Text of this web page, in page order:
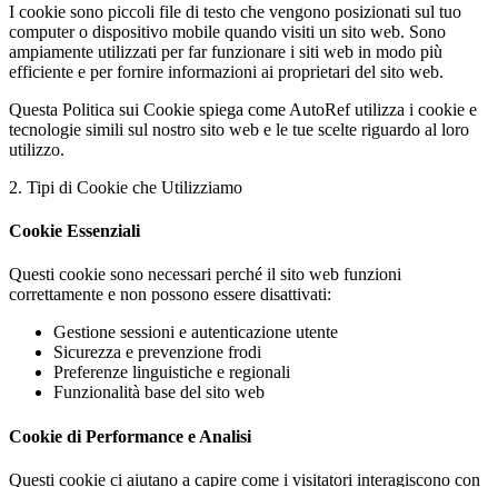
I cookie sono piccoli file di testo che vengono posizionati sul tuo
computer o dispositivo mobile quando visiti un sito web. Sono
ampiamente utilizzati per far funzionare i siti web in modo più
efficiente e per fornire informazioni ai proprietari del sito web.
Questa Politica sui Cookie spiega come AutoRef utilizza i cookie e
tecnologie simili sul nostro sito web e le tue scelte riguardo al loro
utilizzo.
2. Tipi di Cookie che Utilizziamo
Cookie Essenziali
Questi cookie sono necessari perché il sito web funzioni
correttamente e non possono essere disattivati:
Gestione sessioni e autenticazione utente
Sicurezza e prevenzione frodi
Preferenze linguistiche e regionali
Funzionalità base del sito web
Cookie di Performance e Analisi
Questi cookie ci aiutano a capire come i visitatori interagiscono con